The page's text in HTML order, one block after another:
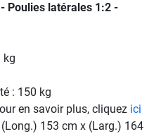
Poulies latérales 1:2 -
kg
: 150 kg
en savoir plus, cliquez ici
153 cm x (Larg.) 164